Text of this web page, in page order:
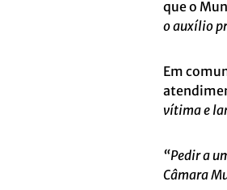
que o
o auxílio
Em
vítima e
“Pedir a
Câmara